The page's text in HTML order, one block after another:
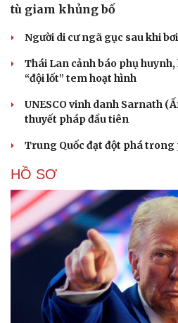
tù giam khủng bố
Người di cư ngã gục sau khi
Thái Lan cảnh báo phụ huynh,
“đội lốt” tem hoạt hình
UNESCO vinh danh Sarnath
thuyết pháp đầu tiên
Trung Quốc đạt đột phá
HỒ SƠ